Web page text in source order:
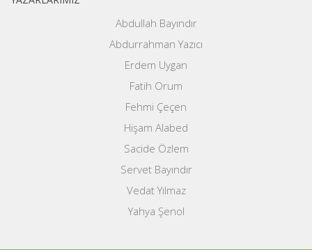
Abdullah Bayındır
Abdurrahman Yazıcı
Erdem Uygan
Fatih Orum
Fehmi Çeçen
Hişam Alabed
Sacide Özlem
Servet Bayındır
Vedat Yılmaz
Yahya Şenol